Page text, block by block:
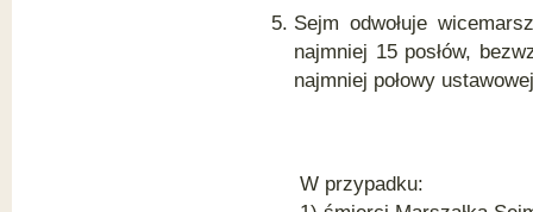
Sejm odwołuje
najmniej 15 posłów,
najmniej połowy
W przypadku: